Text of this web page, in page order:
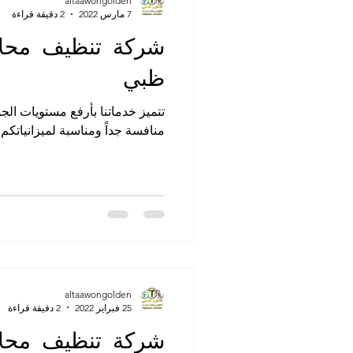
شركة تنظيف
ظبي
تتميز خدماتنا بأرفع مستويات
منافسة جداً ومناسبة
7 مارس 2022
2 دقيقة قراءة
شركة تنظيف
altaawongolden
25 فبراير 2022
2 دقيقة قراءة